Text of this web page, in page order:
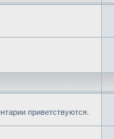
приветствуются.